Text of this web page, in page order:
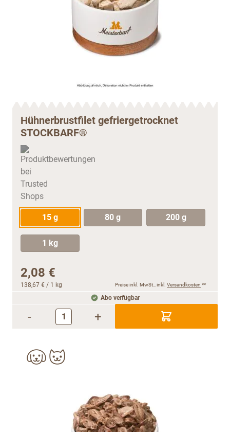
Hühnerbrustfilet gefriergetrocknet
STOCKBARF®
15 g 80 g 200 g
1 kg
2,08 €
138,67 € / 1 kg Preise inkl. MwSt., inkl. Versandkosten **
Abo verfügbar
- +